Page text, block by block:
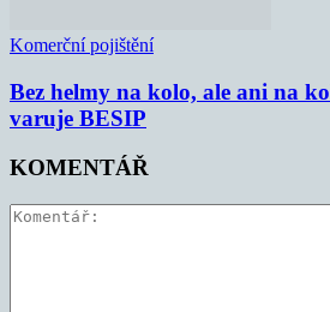
Komerční pojištění
Bez helmy na kolo, ale ani na
varuje BESIP
KOMENTÁŘ